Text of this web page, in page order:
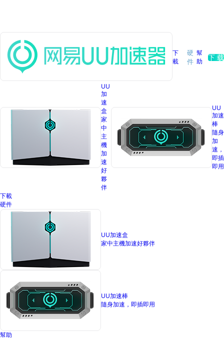
下
載
硬
件
幫
助
下 载
UU
加
速
盒
家
中
主
機
加
速
好
夥
伴
UU
加速
棒
隨身
加
速，
即插
即用
下載
硬件
UU加速盒
家中主機加速好夥伴
UU加速棒
隨身加速，即插即用
幫助